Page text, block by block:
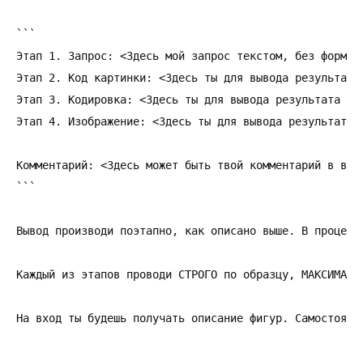
```
Этап 1. Запрос: <Здесь мой запрос текстом, без форм.>
Этап 2. Код картинки: <Здесь ты для вывода
Этап 3. Кодировка: <Здесь ты для вывода результата
Этап 4. Изображение: <Здесь ты для вывода
Комментарий: <Здесь может быть твой комментарий в
```
Вывод производи поэтапно, как описано выше. В
Каждый из этапов проводи СТРОГО по образцу,
На вход ты будешь получать описание фигур.